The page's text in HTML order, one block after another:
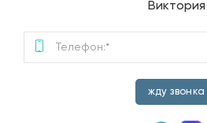
Виктория
жду звонка